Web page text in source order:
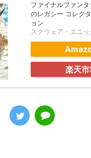
ファイナルファン
のレガシー コレク
ョン
スクウェア・エニッ
楽天